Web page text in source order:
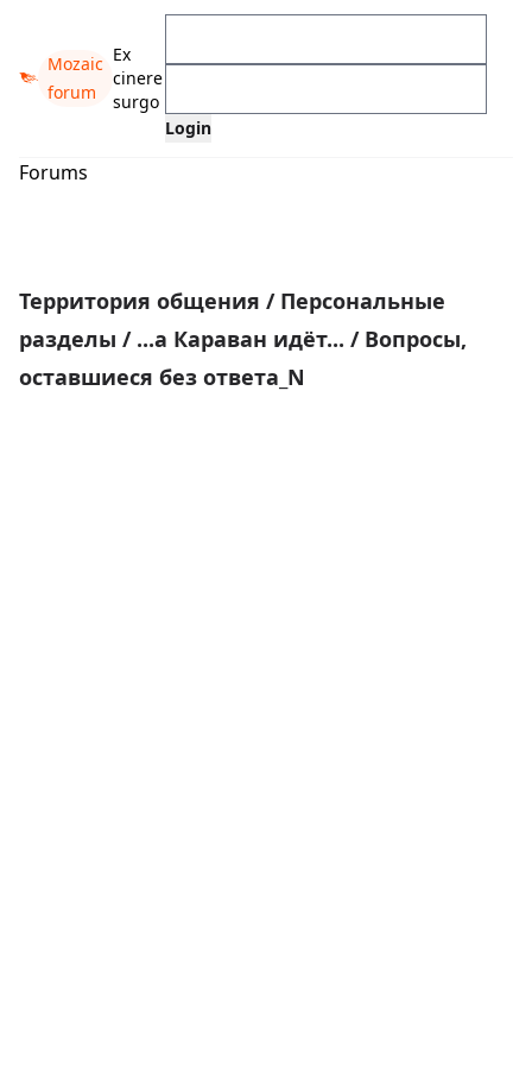
Mozaic
forum
Ex
cinere
surgo
Forums
Территория общения / Персональные
разделы / ...а Караван идёт... / Вопросы,
оставшиеся без ответа_N